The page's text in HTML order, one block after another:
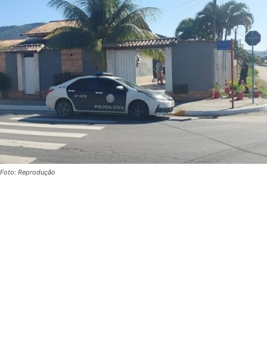
Foto: Reprodução